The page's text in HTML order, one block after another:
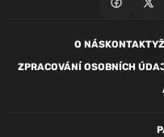
O NÁSKONTAKTY
ZPRACOVÁNÍ OSOBNÍCH